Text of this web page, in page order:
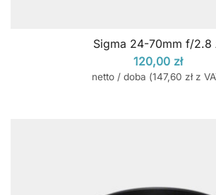
Sigma 24-70mm f/2.8
120,00 zł
netto / doba (147,60 złz